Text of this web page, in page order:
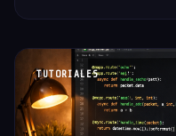
TUTORIALES